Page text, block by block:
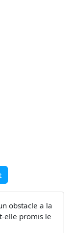
obstacle a la
elle promis le